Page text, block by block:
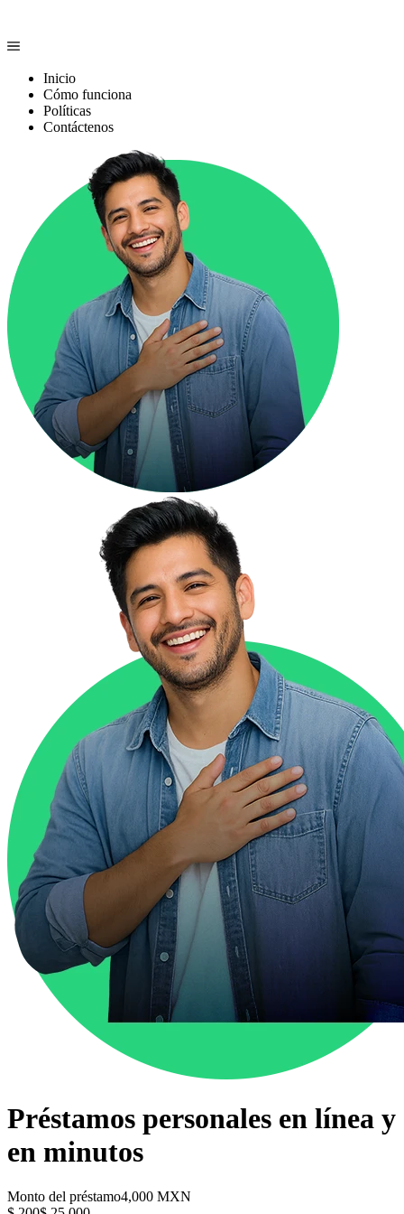
Inicio
Cómo funciona
Políticas
Contáctenos
Préstamos personales en línea y
en minutos
Monto del préstamo4,000 MXN